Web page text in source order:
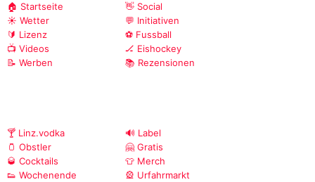
🏠 Startseite
☀️ Wetter
🔰 Lizenz
📺 Videos
📝 Werben
👋 Social
💬 Initiativen
⚽ Fussball
🏒 Eishockey
📚 Rezensionen
🍸 Linz.vodka
🫙 Obstler
🥃 Cocktails
👟 Wochenende
🔊 Label
🤗 Gratis
👕 Merch
🎡 Urfahrmarkt